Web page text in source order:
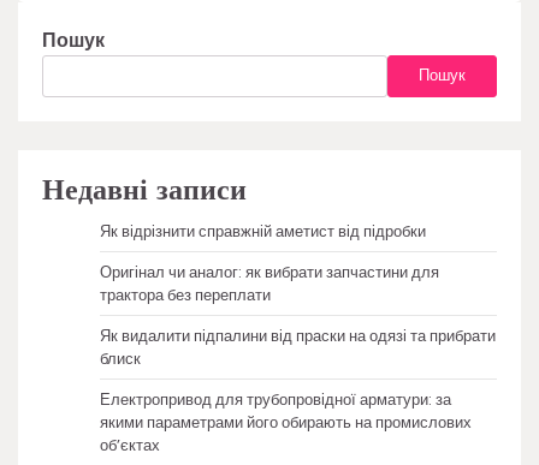
Пошук
Пошук
Недавні записи
Як відрізнити справжній аметист від підробки
Оригінал чи аналог: як вибрати запчастини для
трактора без переплати
Як видалити підпалини від праски на одязі та прибрати
блиск
Електропривод для трубопровідної арматури: за
якими параметрами його обирають на промислових
об’єктах